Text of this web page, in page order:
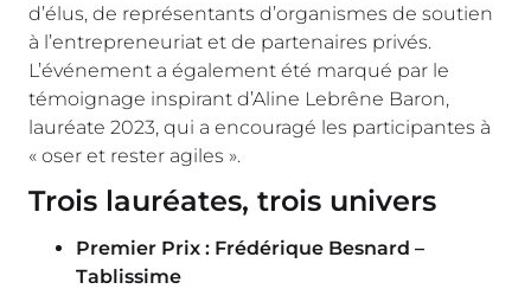
d’élus, de représentants d’organismes de soutien
à l’entrepreneuriat et de partenaires privés.
L’événement a également été marqué par le
témoignage inspirant d’Aline Lebrêne Baron,
lauréate 2023, qui a encouragé les participantes à
« oser et rester agiles ».
Trois lauréates, trois univers
Premier Prix : Frédérique Besnard –
Tablissime